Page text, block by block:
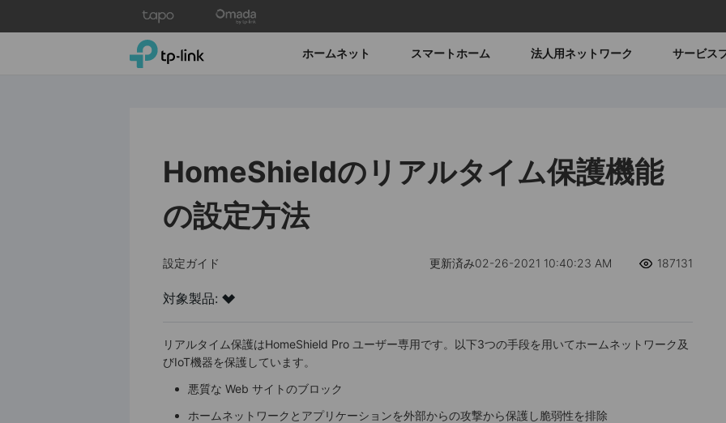
TP-Link, Reliably Smart ホームネット スマートホーム 法人用ネットワーク サービス
HomeShieldのリアルタイム保護機能
の設定方法
設定ガイド 更新済み02-26-2021 10:40:23 AM 187131
対象製品:
リアルタイム保護はHomeShield Pro ユーザー専用です。以下3つの手段を用いてホームネットワーク及
びIoT機器を保護しています。
悪質な Web サイトのブロック
ホームネットワークとアプリケーションを外部からの攻撃から保護し脆弱性を排除